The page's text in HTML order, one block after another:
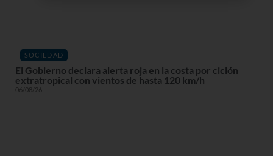
SOCIEDAD
El Gobierno declara alerta roja en la costa por ciclón
extratropical con vientos de hasta 120 km/h
06/08/26